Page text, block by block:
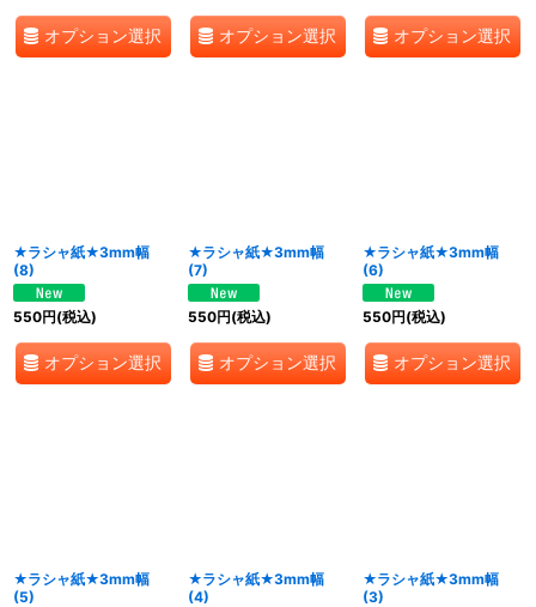
オプション選択 オプション選択 オプション選択
★ラシャ紙★3mm幅
(8)
550円(税込)
オプション選択
★ラシャ紙★3mm幅
(7)
550円(税込)
オプション選択
★ラシャ紙★3mm幅
(6)
550円(税込)
オプション選択
★ラシャ紙★3mm幅
(5)
★ラシャ紙★3mm幅
(4)
★ラシャ紙★3mm幅
(3)